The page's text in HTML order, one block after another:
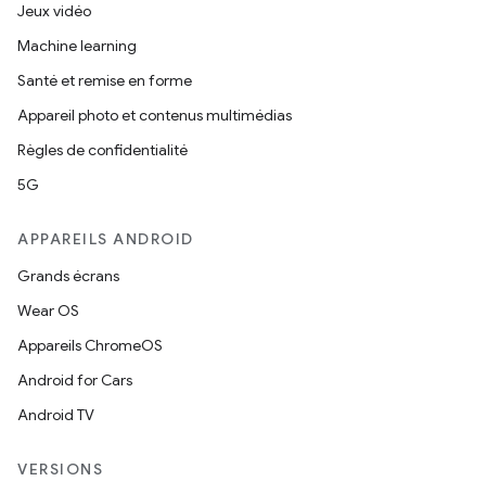
Jeux vidéo
Machine learning
Santé et remise en forme
Appareil photo et contenus multimédias
Règles de confidentialité
5G
APPAREILS ANDROID
Grands écrans
Wear OS
Appareils ChromeOS
Android for Cars
Android TV
VERSIONS